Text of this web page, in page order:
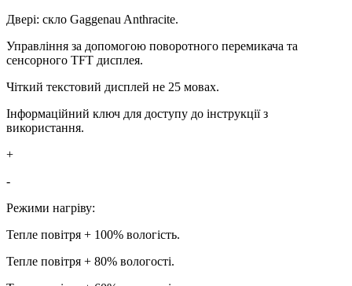
Двері: скло Gaggenau Anthracite.
Управління за допомогою поворотного перемикача та
сенсорного TFT дисплея.
Чіткий текстовий дисплей не 25 мовах.
Інформаційний ключ для доступу до інструкції з
використання.
+
-
Режими нагріву:
Тепле повітря + 100% вологість.
Тепле повітря + 80% вологості.